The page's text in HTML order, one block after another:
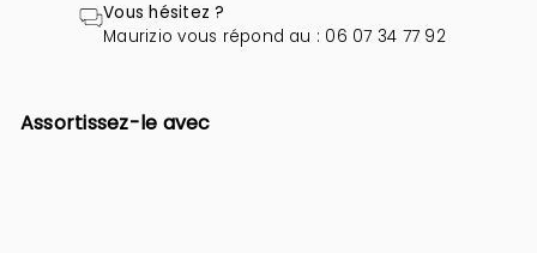
Vous hésitez ?
Maurizio vous répond au : 06 07 34 77 92
Assortissez-le avec